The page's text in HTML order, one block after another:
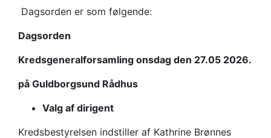
Dagsorden er som følgende:
Dagsorden
Kredsgeneralforsamling onsdag den 27.05 2026.
på Guldborgsund Rådhus
Valg af dirigent
Kredsbestyrelsen indstiller af Kathrine Brønnes